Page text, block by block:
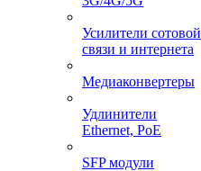
Усилители сотовой
связи и интернета
Медиаконвертеры
Удлинители
Ethernet, PoE
SFP модули